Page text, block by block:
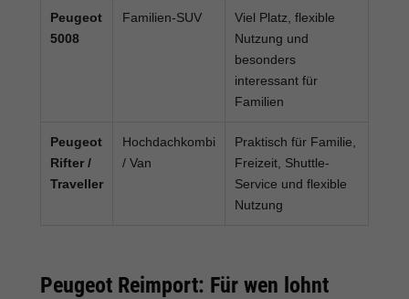
Peugeot
5008
Familien-SUV
Viel Platz, flexible
Nutzung und
besonders
interessant für
Familien
Peugeot
Rifter /
Traveller
Hochdachkombi
/ Van
Praktisch für Familie,
Freizeit, Shuttle-
Service und flexible
Nutzung
Peugeot Reimport: Für wen lohnt